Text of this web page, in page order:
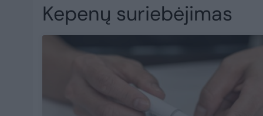
Kepenų suriebėjimas